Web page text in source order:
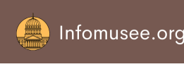
contenu